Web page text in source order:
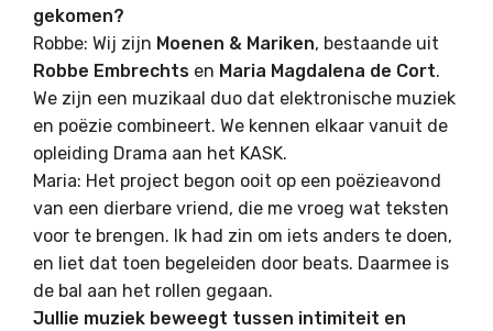
gekomen?
Robbe: Wij zijn Moenen & Mariken, bestaande uit
Robbe Embrechts en Maria Magdalena de Cort.
We zijn een muzikaal duo dat elektronische muziek
en poëzie combineert. We kennen elkaar vanuit de
opleiding Drama aan het KASK.
Maria: Het project begon ooit op een poëzieavond
van een dierbare vriend, die me vroeg wat teksten
voor te brengen. Ik had zin om iets anders te doen,
en liet dat toen begeleiden door beats. Daarmee is
de bal aan het rollen gegaan.
Jullie muziek beweegt tussen intimiteit en